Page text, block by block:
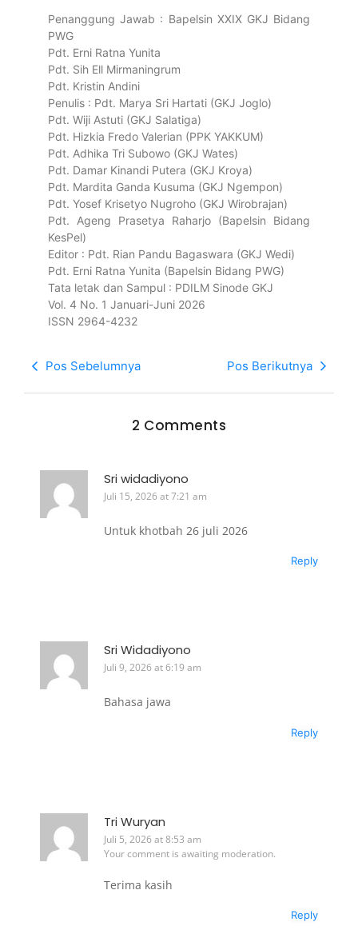
Penanggung Jawab : Bapelsin XXIX GKJ Bidang
PWG
Pdt. Erni Ratna Yunita
Pdt. Sih Ell Mirmaningrum
Pdt. Kristin Andini
Penulis : Pdt. Marya Sri Hartati (GKJ Joglo)
Pdt. Wiji Astuti (GKJ Salatiga)
Pdt. Hizkia Fredo Valerian (PPK YAKKUM)
Pdt. Adhika Tri Subowo (GKJ Wates)
Pdt. Damar Kinandi Putera (GKJ Kroya)
Pdt. Mardita Ganda Kusuma (GKJ Ngempon)
Pdt. Yosef Krisetyo Nugroho (GKJ Wirobrajan)
Pdt. Ageng Prasetya Raharjo (Bapelsin Bidang
KesPel)
Editor : Pdt. Rian Pandu Bagaswara (GKJ Wedi)
Pdt. Erni Ratna Yunita (Bapelsin Bidang PWG)
Tata letak dan Sampul : PDILM Sinode GKJ
Vol. 4 No. 1 Januari-Juni 2026
ISSN 2964-4232
Pos Sebelumnya Pos Berikutnya
2 Comments
Sri widadiyono
Juli 15, 2026 at 7:21 am
Untuk khotbah 26 juli 2026
Reply
Sri Widadiyono
Juli 9, 2026 at 6:19 am
Bahasa jawa
Reply
Tri Wuryan
Juli 5, 2026 at 8:53 am
Your comment is awaiting moderation.
Terima kasih
Reply